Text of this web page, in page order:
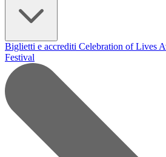
Biglietti e accrediti Celebration of Lives
Festival